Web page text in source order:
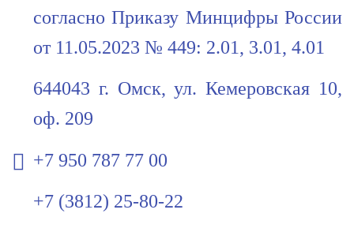
согласно Приказу Минцифры России
от 11.05.2023 № 449: 2.01, 3.01, 4.01
644043 г. Омск, ул. Кемеровская 10,
оф. 209
+7 950 787 77 00
+7 (3812) 25-80-22